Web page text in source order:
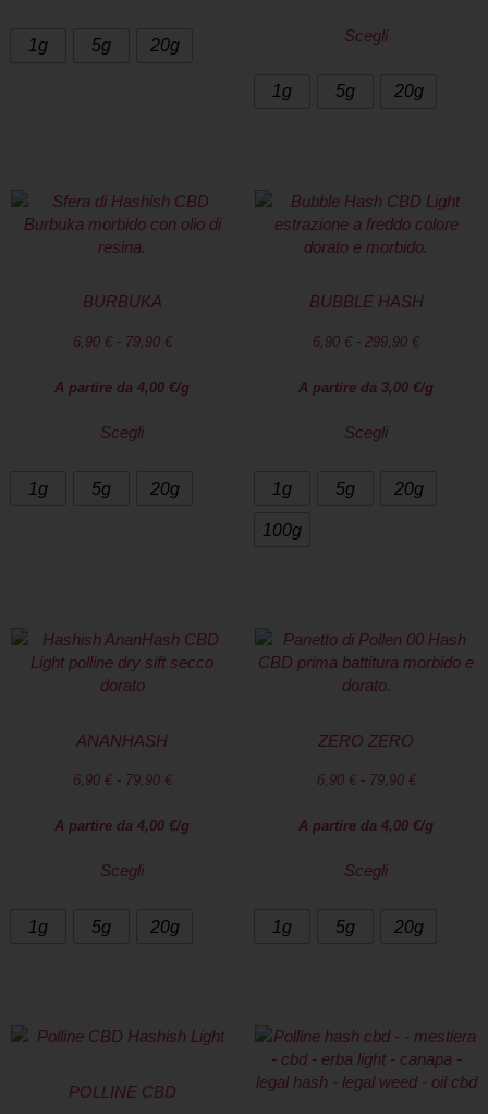
1g 5g 20g
Scegli
1g 5g 20g
BURBUKA
6,90 € - 79,90 €
A partire da 4,00 €/g
Scegli
1g 5g 20g
BUBBLE HASH
6,90 € - 299,90 €
A partire da 3,00 €/g
Scegli
1g 5g 20g
100g
ANANHASH
6,90 € - 79,90 €
A partire da 4,00 €/g
Scegli
1g 5g 20g
ZERO ZERO
6,90 € - 79,90 €
A partire da 4,00 €/g
Scegli
1g 5g 20g
POLLINE CBD